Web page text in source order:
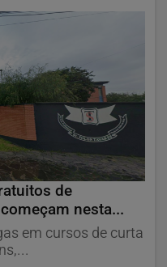
de
nesta...
em cursos de curta